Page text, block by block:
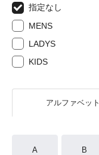
指定なし
MENS
LADYS
KIDS
アルファベット
A B